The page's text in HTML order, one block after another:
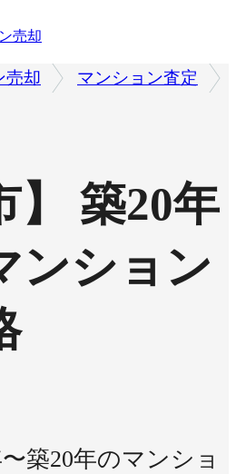
売却
売却 マンション査定
】 築20年
ンション
築20年のマンショ